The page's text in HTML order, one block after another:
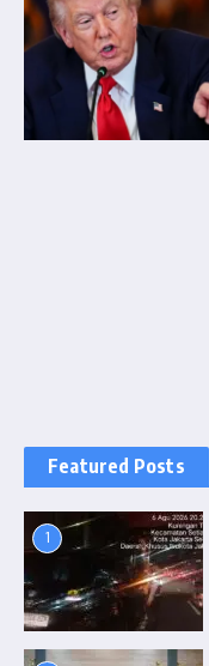
Featured Posts
1